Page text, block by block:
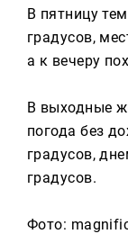
В пятницу
градусов,
а к вечеру
В выходные
погода без
градусов,
градусов.
Фото: